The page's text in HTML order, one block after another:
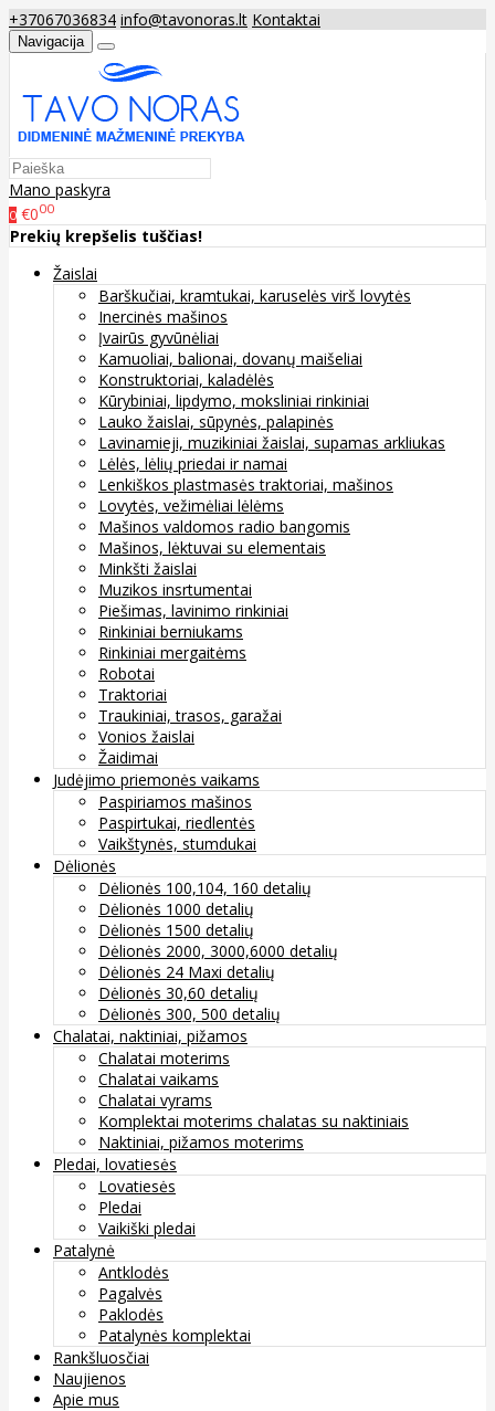
+37067036834 info@tavonoras.lt Kontaktai
Navigacija
Mano paskyra
0 €000
Prekių krepšelis tuščias!
Žaislai
Barškučiai, kramtukai, karuselės virš lovytės
Inercinės mašinos
Įvairūs gyvūnėliai
Kamuoliai, balionai, dovanų maišeliai
Konstruktoriai, kaladėlės
Kūrybiniai, lipdymo, moksliniai rinkiniai
Lauko žaislai, sūpynės, palapinės
Lavinamieji, muzikiniai žaislai, supamas arkliukas
Lėlės, lėlių priedai ir namai
Lenkiškos plastmasės traktoriai, mašinos
Lovytės, vežimėliai lėlėms
Mašinos valdomos radio bangomis
Mašinos, lėktuvai su elementais
Minkšti žaislai
Muzikos insrtumentai
Piešimas, lavinimo rinkiniai
Rinkiniai berniukams
Rinkiniai mergaitėms
Robotai
Traktoriai
Traukiniai, trasos, garažai
Vonios žaislai
Žaidimai
Judėjimo priemonės vaikams
Paspiriamos mašinos
Paspirtukai, riedlentės
Vaikštynės, stumdukai
Dėlionės
Dėlionės 100,104, 160 detalių
Dėlionės 1000 detalių
Dėlionės 1500 detalių
Dėlionės 2000, 3000,6000 detalių
Dėlionės 24 Maxi detalių
Dėlionės 30,60 detalių
Dėlionės 300, 500 detalių
Chalatai, naktiniai, pižamos
Chalatai moterims
Chalatai vaikams
Chalatai vyrams
Komplektai moterims chalatas su naktiniais
Naktiniai, pižamos moterims
Pledai, lovatiesės
Lovatiesės
Pledai
Vaikiški pledai
Patalynė
Antklodės
Pagalvės
Paklodės
Patalynės komplektai
Rankšluosčiai
Naujienos
Apie mus